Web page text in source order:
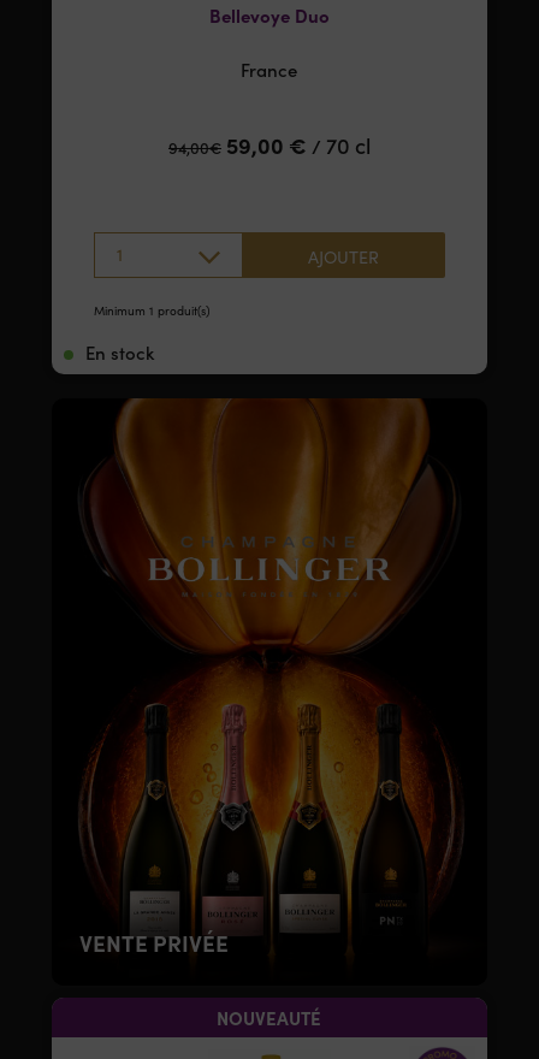
Bellevoye Duo
France
94,00€ 59,00 € / 70 cl
1 AJOUTER
Minimum 1 produit(s)
En stock
VENTE PRIVÉE
NOUVEAUTÉ